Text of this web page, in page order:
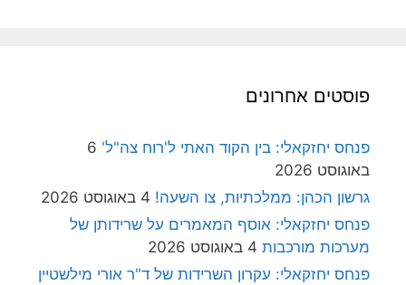
פוסטים אחרונים
פנחס יחזקאלי: בין הקוד האתי ל'רוח צה"ל' 6
באוגוסט 2026
גרשון הכהן: ממלכתיות, צו השעה! 4 באוגוסט 2026
פנחס יחזקאלי: אוסף המאמרים על שרידותן של
מערכות מורכבות 4 באוגוסט 2026
פנחס יחזקאלי: עקרון השרידות של ד"ר אורי מילשטיין